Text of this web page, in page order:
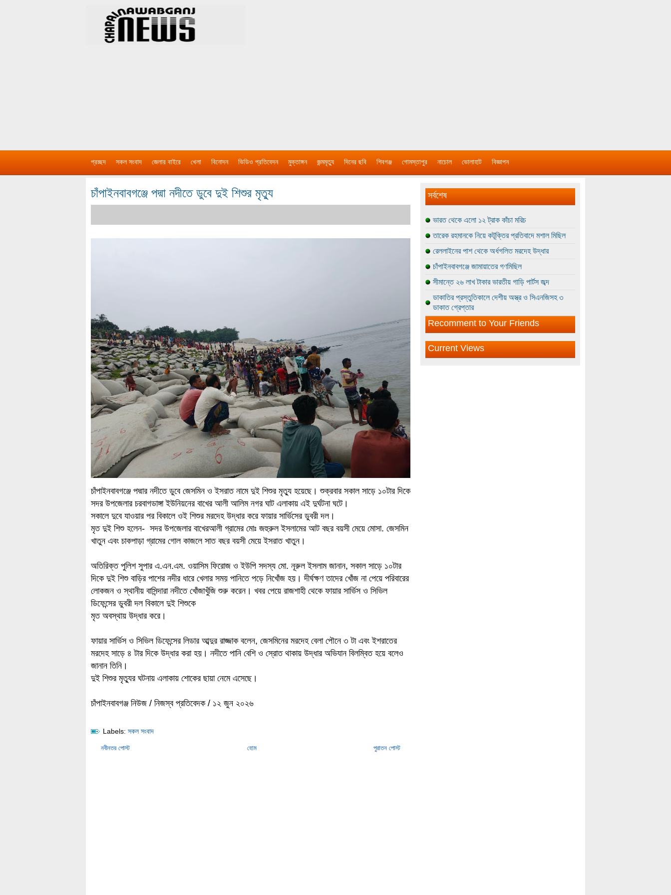
প্রচ্ছদ সকল সংবাদ জেলার বাইরে খেলা বিনোদন ভিডিও প্রতিবেদন মুক্তাঙ্গন জন্মমৃত্যু দিনের ছবি শিবগঞ্জ গোমস্তাপুর নাচোল ভোলাহাট বিজ্ঞাপন
চাঁপাইনবাবগঞ্জে পদ্মা নদীতে ডুবে দুই শিশুর মৃত্যু
চাঁপাইনবাবগঞ্জে পদ্মার নদীতে ডুবে জেসমিন ও ইসরাত নামে দুই শিশুর মৃত্যু হয়েছে। শুক্রবার সকাল সাড়ে ১০টার দিকে
সদর উপজেলার চরবাগডাঙ্গা ইউনিয়নের বাখের আলী আলিম নগর ঘাট এলাকায় এই দুর্ঘটনা ঘটে।
সকালে দুবে যাওয়ার পর বিকালে ওই শিশুর মরদেহ উদ্ধার করে ফায়ার সার্ভিসের ডুবরী দল।
মৃত দুই শিশু হলেন- সদর উপজেলার বাখেরআলী গ্রামের মোঃ জহুরুল ইসলামের আট বছর বয়সী মেয়ে মোসা. জেসমিন
খাতুন এবং চাকপাড়া গ্রামের গোল কাজলে সাত বছর বয়সী মেয়ে ইসরাত খাতুন।
অতিরিক্ত পুলিশ সুপার এ.এন.এম. ওয়াসিম ফিরোজ ও ইউপি সদস্য মো. নূরুল ইসলাম জানান, সকাল সাড়ে ১০টার
দিকে দুই শিশু বাড়ির পাশের নদীর ধারে খেলার সময় পানিতে পড়ে নিখোঁজ হয়। দীর্ঘক্ষণ তাদের খোঁজ না পেয়ে পরিবারের
লোকজন ও স্থানীয় বাসিন্দারা নদীতে খোঁজাখুঁজি শুরু করেন। খবর পেয়ে রাজশাহী থেকে ফায়ার সার্ভিস ও সিভিল
ডিফেন্সের ডুবরী দল বিকালে দুই শিশুকে
মৃত অবস্থায় উদ্ধার করে।
ফায়ার সার্ভিস ও সিভিল ডিফেন্সের লিডার আব্দুর রাজ্জাক বলেন, জেসমিনের মরদেহ বেলা পৌনে ৩ টা এবং ইশরাতের
মরদেহ সাড়ে ৪ টার দিকে উদ্ধার করা হয়। নদীতে পানি বেশি ও স্রোত থাকায় উদ্ধার অভিযান বিলম্বিত হয়ে বলেও
জানান তিনি।
দুই শিশুর মৃত্যুর ঘটনায় এলাকায় শোকের ছায়া নেমে এসেছে।
চাঁপাইনবাবগঞ্জ নিউজ / নিজস্ব প্রতিবেদক / ১২ জুন ২০২৬
Labels: সকল সংবাদ
নবীনতর পোস্ট পুরাতন পোস্ট
হোম
সর্বশেষ
ভারত থেকে এলো ১২ ট্রাক কাঁচা মরিচ
তারেক রহমানকে নিয়ে কটূক্তির প্রতিবাদে মশাল মিছিল
রেললাইনের পাশ থেকে অর্ধগলিত মরদেহ উদ্ধার
চাঁপাইনবাবগঞ্জে জামায়াতের গণমিছিল
সীমান্তে ২৬ লাখ টাকার ভারতীয় গাড়ি পার্টস জব্দ
ডাকাতির প্রস্তুতিকালে দেশীয় অস্ত্র ও সিএনজিসহ ৩
ডাকাত গ্রেপ্তার
Recomment to Your Friends
Current Views